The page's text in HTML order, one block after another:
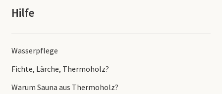
Hilfe
Wasserpflege
Fichte, Lärche, Thermoholz?
Warum Sauna aus Thermoholz?